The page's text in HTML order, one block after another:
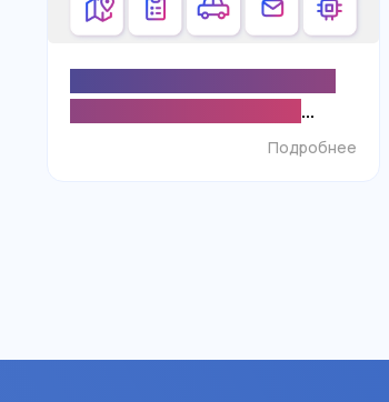
Подробнее